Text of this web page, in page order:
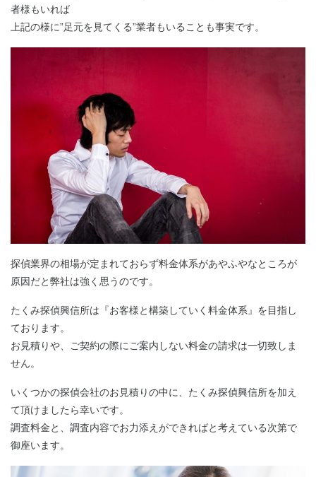
者様もいれば
上記の様に”足元を見てくる”業者もいることも事実です。
探偵業界の相場が定まれておらず料金体系があやふやなところが
原因だと弊社は強く思うのです。
たくみ探偵興信所は『お客様と構築していく料金体系』を目指し
ております。
お見積りや、ご契約の際にご案内しない料金の請求は一切致しま
せん。
いくつかの探偵会社のお見積りの中に、たくみ探偵興信所を加え
て頂けましたら幸いです。
調査料金と、調査内容でお力添えができればと考えている次第で
御座います。